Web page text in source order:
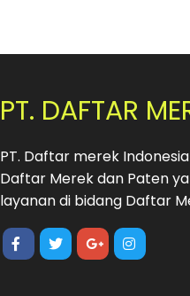
PT. DAFTAR
PT. Daftar merek
Daftar Merek dan Paten
layanan di bidang Daftar